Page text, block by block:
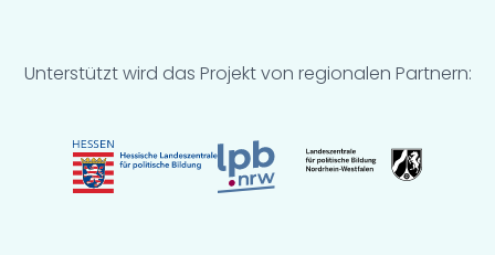
Unterstützt wird das Projekt von regionalen Partnern: